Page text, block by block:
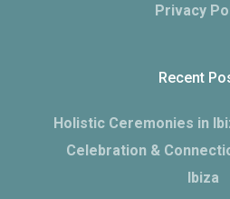
Privacy
Recent
Holistic Ceremonies in
Celebration &
Ibiza